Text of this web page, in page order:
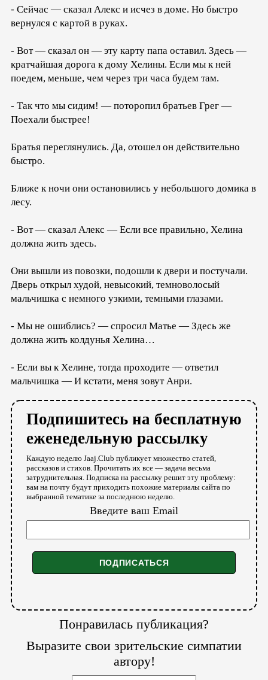
- Сейчас — сказал Алекс и исчез в доме. Но быстро
вернулся с картой в руках.
- Вот — сказал он — эту карту папа оставил. Здесь —
кратчайшая дорога к дому Хелины. Если мы к ней
поедем, меньше, чем через три часа будем там.
- Так что мы сидим! — поторопил братьев Грег —
Поехали быстрее!
Братья переглянулись. Да, отошел он действительно
быстро.
Ближе к ночи они остановились у небольшого домика в
лесу.
- Вот — сказал Алекс — Если все правильно, Хелина
должна жить здесь.
Они вышли из повозки, подошли к двери и постучали.
Дверь открыл худой, невысокий, темноволосый
мальчишка с немного узкими, темными глазами.
- Мы не ошиблись? — спросил Матье — Здесь же
должна жить колдунья Хелина…
- Если вы к Хелине, тогда проходите — ответил
мальчишка — И кстати, меня зовут Анри.
Подпишитесь на бесплатную
еженедельную рассылку
Каждую неделю Jaaj.Club публикует множество статей,
рассказов и стихов. Прочитать их все — задача весьма
затруднительная. Подписка на рассылку решит эту проблему:
вам на почту будут приходить похожие материалы сайта по
выбранной тематике за последнюю неделю.
Введите ваш Email
Понравилась публикация?
Выразите свои зрительские симпатии
автору!